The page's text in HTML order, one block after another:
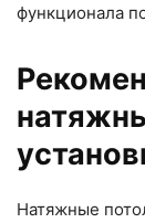
функционала
Натяжные